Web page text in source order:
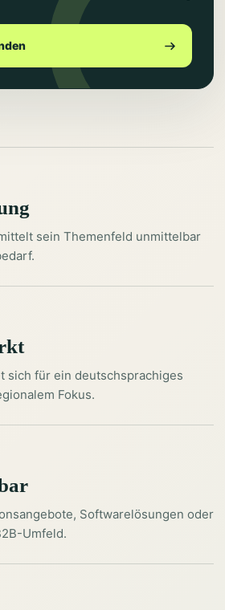
sein Themenfeld unmittelbar
sich für ein deutschsprachiges
Fokus.
Softwarelösungen oder
Umfeld.